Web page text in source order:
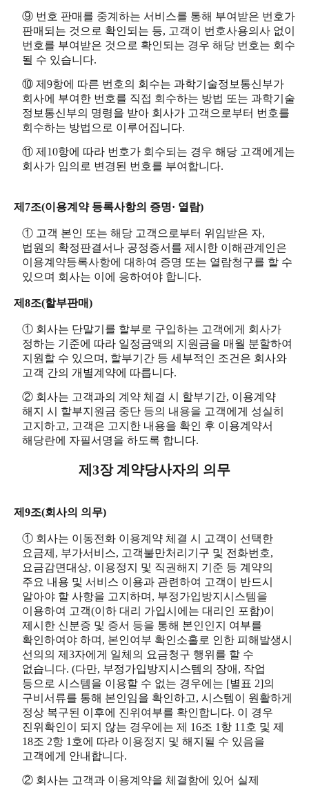
⑨ 번호 판매를 중계하는 서비스를 통해 부여받은 번호가
판매되는 것으로 확인되는 등, 고객이 번호사용의사 없이
번호를 부여받은 것으로 확인되는 경우 해당 번호는 회수
될 수 있습니다.
⑩ 제9항에 따른 번호의 회수는 과학기술정보통신부가
회사에 부여한 번호를 직접 회수하는 방법 또는 과학기술
정보통신부의 명령을 받아 회사가 고객으로부터 번호를
회수하는 방법으로 이루어집니다.
⑪ 제10항에 따라 번호가 회수되는 경우 해당 고객에게는
회사가 임의로 변경된 번호를 부여합니다.
제7조(이용계약 등록사항의 증명· 열람)
① 고객 본인 또는 해당 고객으로부터 위임받은 자,
법원의 확정판결서나 공정증서를 제시한 이해관계인은
이용계약등록사항에 대하여 증명 또는 열람청구를 할 수
있으며 회사는 이에 응하여야 합니다.
제8조(할부판매)
① 회사는 단말기를 할부로 구입하는 고객에게 회사가
정하는 기준에 따라 일정금액의 지원금을 매월 분할하여
지원할 수 있으며, 할부기간 등 세부적인 조건은 회사와
고객 간의 개별계약에 따릅니다.
② 회사는 고객과의 계약 체결 시 할부기간, 이용계약
해지 시 할부지원금 중단 등의 내용을 고객에게 성실히
고지하고, 고객은 고지한 내용을 확인 후 이용계약서
해당란에 자필서명을 하도록 합니다.
제3장 계약당사자의 의무
제9조(회사의 의무)
① 회사는 이동전화 이용계약 체결 시 고객이 선택한
요금제, 부가서비스, 고객불만처리기구 및 전화번호,
요금감면대상, 이용정지 및 직권해지 기준 등 계약의
주요 내용 및 서비스 이용과 관련하여 고객이 반드시
알아야 할 사항을 고지하며, 부정가입방지시스템을
이용하여 고객(이하 대리 가입시에는 대리인 포함)이
제시한 신분증 및 증서 등을 통해 본인인지 여부를
확인하여야 하며, 본인여부 확인소홀로 인한 피해발생시
선의의 제3자에게 일체의 요금청구 행위를 할 수
없습니다. (다만, 부정가입방지시스템의 장애, 작업
등으로 시스템을 이용할 수 없는 경우에는 [별표 2]의
구비서류를 통해 본인임을 확인하고, 시스템이 원활하게
정상 복구된 이후에 진위여부를 확인합니다. 이 경우
진위확인이 되지 않는 경우에는 제 16조 1항 11호 및 제
18조 2항 1호에 따라 이용정지 및 해지될 수 있음을
고객에게 안내합니다.
② 회사는 고객과 이용계약을 체결함에 있어 실제